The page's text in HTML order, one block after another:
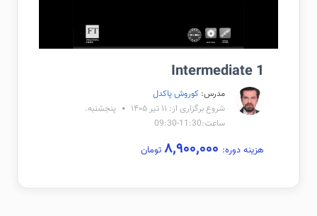
Intermediate 1
مدرس: کوروش پاکدل
شروع برگزاری از: ۱۱ تیر ۱۴۰۵
پنجشنبه.
ساعت:11:30-09:30
هزینه دوره: تومان